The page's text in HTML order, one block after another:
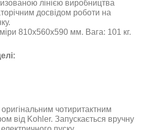
лінією виробництва
досвідом роботи на
.
810х560х590 мм. Вага: 101 кг.
чотиритактним
від Kohler. Запускається вручну